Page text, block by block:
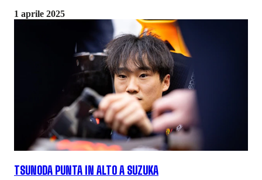
1 aprile 2025
TSUNODA PUNTA IN ALTO A SUZUKA